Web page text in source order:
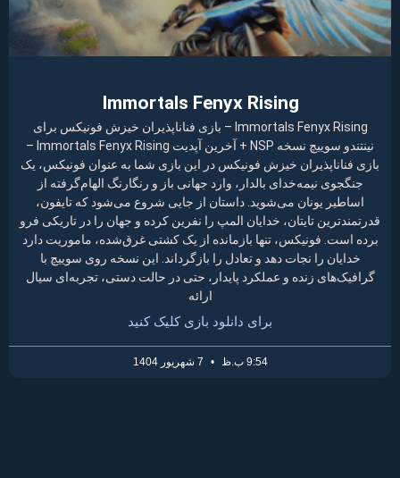
Immortals Fenyx Rising
Immortals Fenyx Rising – بازی فناناپذیران خیزش فونیکس برای
نینتندو سوییچ نسخه NSP + آخرین آپدیت Immortals Fenyx Rising –
بازی فناناپذیران خیزش فونیکس در این بازی شما به عنوان فونیکس، یک
جنگجوی نیمه‌خدای بالدار، وارد جهانی باز و رنگارنگ الهام‌گرفته از
اساطیر یونان می‌شوید. داستان از جایی شروع می‌شود که تایفون،
قدرتمندترین تایتان، خدایان المپ را نفرین کرده و جهان را در تاریکی فرو
برده است. فونیکس، تنها بازمانده از یک کشتی غرق‌شده، ماموریت دارد
خدایان را نجات دهد و تعادل را بازگرداند. این نسخه روی سوییچ با
گرافیک‌های زنده و عملکرد پایدار، حتی در حالت دستی، تجربه‌ای سیال
ارائه
برای دانلود بازی کلیک کنید
9:54 ب.ظ